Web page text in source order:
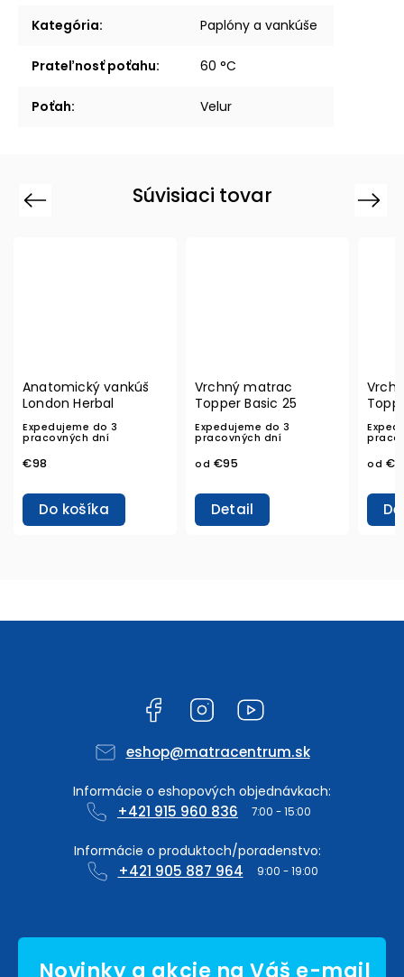
Kategória: Paplóny a vankúše
Prateľnosť poťahu: 60 °C
Poťah: Velur
Súvisiaci tovar
Previous
Vrchný matrac
Topper Basic 25
Expedujeme do 3
pracovných dní
od
Detail
Vrchný matrac
Topper 28 zónovaný
Expedujeme do 3
pracovných dní
od€125
Detail
od
Next
Facebook Instagram
eshop@matracentrum.sk
+421 915 960 836
+421 905 887 964